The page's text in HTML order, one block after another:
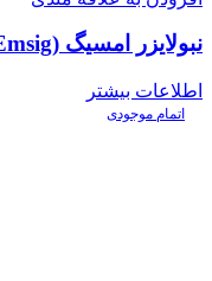
نبولایزر امسیگ (Emsig) مدل NZ79
اطلاعات بیشتر
اتمام موجودی